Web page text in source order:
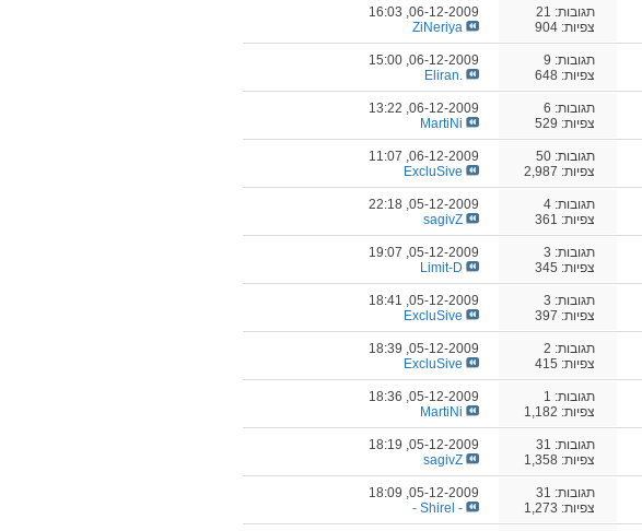
תגובות: 21
צפיות: 904
06-12-2009,
16:03
ZiNeriya
תגובות: 9
צפיות: 648
06-12-2009,
15:00
תגובות: 6
צפיות: 529
06-12-2009,
13:22
MartiNi
תגובות: 50
צפיות: 2,987
06-12-2009,
11:07
ExcluSive
תגובות: 4
צפיות: 361
05-12-2009,
22:18
sagivZ
תגובות: 3
צפיות: 345
05-12-2009,
19:07
Limit-D
תגובות: 3
צפיות: 397
05-12-2009,
18:41
ExcluSive
תגובות: 2
צפיות: 415
05-12-2009,
18:39
ExcluSive
תגובות: 1
צפיות: 1,182
05-12-2009,
18:36
MartiNi
תגובות: 31
צפיות: 1,358
05-12-2009,
18:19
sagivZ
תגובות: 31
צפיות: 1,273
05-12-2009,
18:09
- Shirel -